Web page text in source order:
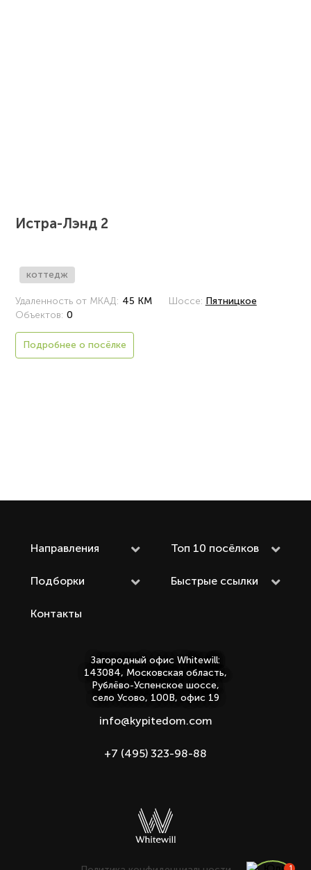
Истра-Лэнд 2
коттедж
Удаленность от МКАД: 45 КМ Шоссе: Пятницкое
Объектов: 0
Подробнее о посёлке
Направления Топ 10 посёлков
Подборки Быстрые ссылки
Контакты
Загородный офис Whitewill:
143084, Московская область,
Рублёво-Успенское шоссе,
село Усово, 100В, офис 19
info@kypitedom.com
+7 (495) 323-98-88